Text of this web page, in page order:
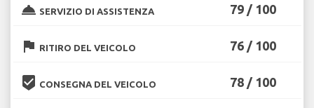
room_service SERVIZIO DI ASSISTENZA 79 / 100
flag RITIRO DEL VEICOLO 76 / 100
beenhere CONSEGNA DEL VEICOLO 78 / 100